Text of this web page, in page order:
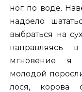
ног по воде.
надоело
выбраться на
мгновение я
молодой
лося, корова